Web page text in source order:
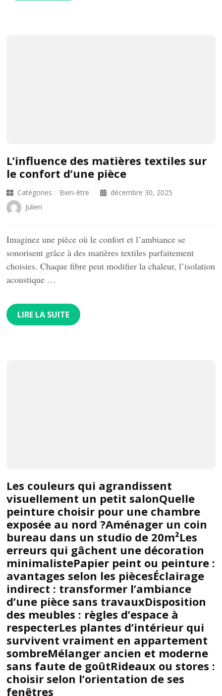
L’influence des matières textiles sur
le confort d’une pièce
Catégories : Bien-être
décembre 30, 2025
Julien
Imaginez une pièce où le confort et l’ambiance se
sonorisent grâce à des matières textiles parfaitement
choisies. Chaque fibre peut modifier la chaleur, l’isolation
acoustique …
LIRE LA SUITE
Les couleurs qui agrandissent
visuellement un petit salonQuelle
peinture choisir pour une chambre
exposée au nord ?Aménager un coin
bureau dans un studio de 20m²Les
erreurs qui gâchent une décoration
minimalistePapier peint ou peinture :
avantages selon les piècesÉclairage
indirect : transformer l’ambiance
d’une pièce sans travauxDisposition
des meubles : règles d’espace à
respecterLes plantes d’intérieur qui
survivent vraiment en appartement
sombreMélanger ancien et moderne
sans faute de goûtRideaux ou stores :
choisir selon l’orientation de ses
fenêtres